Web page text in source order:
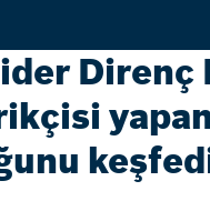
Direnç